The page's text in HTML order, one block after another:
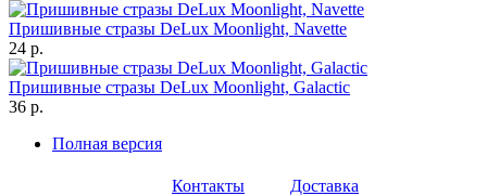
Пришивные стразы DeLux Moonlight, Navette
24 р.
Пришивные стразы DeLux Moonlight, Galactic
36 р.
Полная версия
Контакты
Доставка